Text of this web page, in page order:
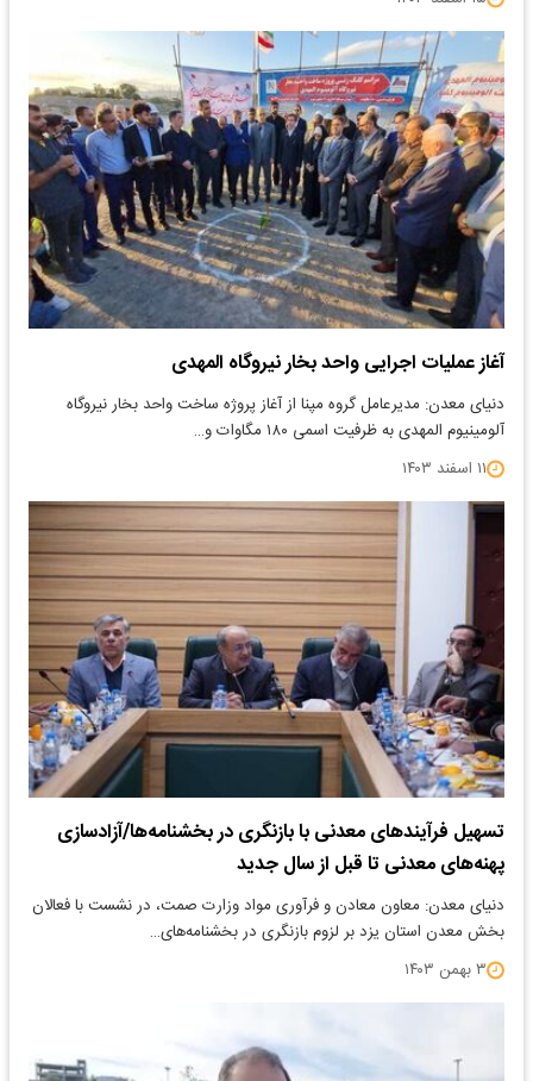
آغاز عملیات اجرایی واحد بخار نیروگاه المهدی
​دنیای معدن: مدیرعامل گروه مپنا از آغاز پروژه ساخت واحد بخار نیروگاه
آلومینیوم المهدی به ظرفیت اسمی ۱۸۰ مگاوات و…
۱۱ اسفند ۱۴۰۳
تسهیل فرآیندهای معدنی با بازنگری در بخشنامه‌ها/آزادسازی
پهنه‌های معدنی تا قبل از سال جدید
دنیای معدن: معاون معادن و فرآوری مواد وزارت صمت، در نشست با فعالان
بخش معدن استان یزد بر لزوم بازنگری در بخشنامه‌های…
۳ بهمن ۱۴۰۳